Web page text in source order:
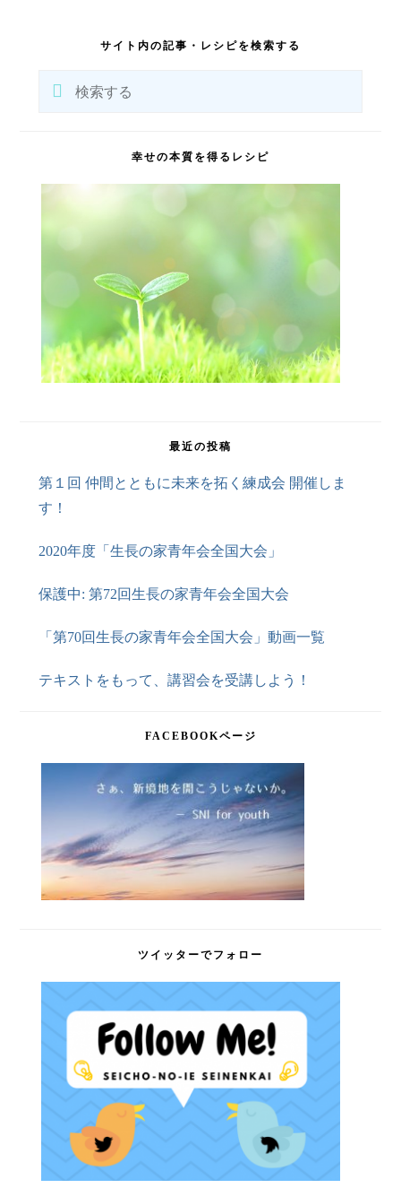
サイト内の記事・レシピを検索する
幸せの本質を得るレシピ
最近の投稿
第１回 仲間とともに未来を拓く練成会 開催しま
す！
2020年度「生長の家青年会全国大会」
保護中: 第72回生長の家青年会全国大会
「第70回生長の家青年会全国大会」動画一覧
テキストをもって、講習会を受講しよう！
FACEBOOKページ
ツイッターでフォロー